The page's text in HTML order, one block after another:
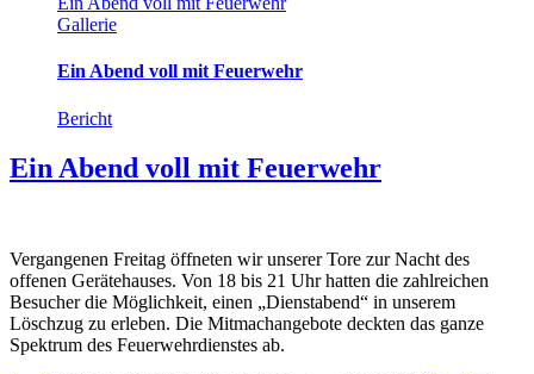
Gallerie
Ein Abend voll mit Feuerwehr
Bericht
Ein Abend voll mit Feuerwehr
Vergangenen Freitag öffneten wir unserer Tore zur Nacht des
offenen Gerätehauses. Von 18 bis 21 Uhr hatten die zahlreichen
Besucher die Möglichkeit, einen „Dienstabend“ in unserem
Löschzug zu erleben. Die Mitmachangebote deckten das ganze
Spektrum des Feuerwehrdienstes ab.